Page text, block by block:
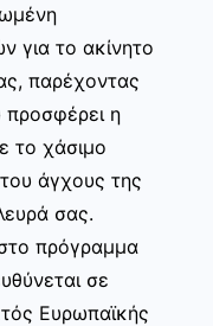
για το ακίνητο
παρέχοντας
προσφέρει η
το χάσιμο
άγχους της
σας.
πρόγραμμα
σε
Ευρωπαϊκής